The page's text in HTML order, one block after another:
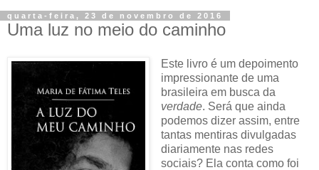
quarta-feira, 23 de novembro de 2016
Uma luz no meio do caminho
Este livro é um depoimento
impressionante de uma
brasileira em busca da
verdade. Será que ainda
podemos dizer assim, entre
tantas mentiras divulgadas
diariamente nas redes
sociais? Ela conta como foi